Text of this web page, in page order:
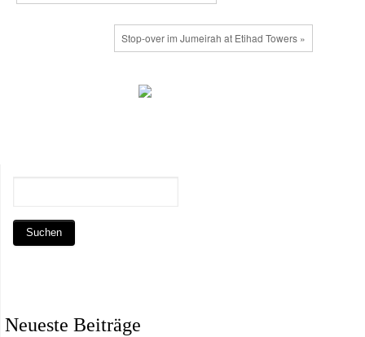
Stop-over im Jumeirah at Etihad Towers »
Neueste Beiträge